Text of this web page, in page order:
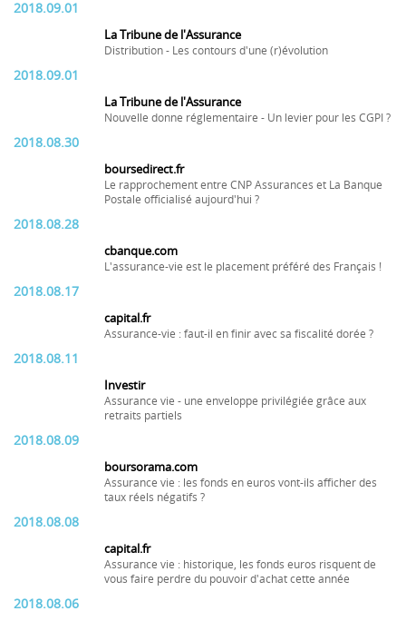
2018.09.01
La Tribune de l'Assurance
Distribution - Les contours d'une (r)évolution
2018.09.01
La Tribune de l'Assurance
Nouvelle donne réglementaire - Un levier pour les CGPI ?
2018.08.30
boursedirect.fr
Le rapprochement entre CNP Assurances et La Banque
Postale officialisé aujourd'hui ?
2018.08.28
cbanque.com
L'assurance-vie est le placement préféré des Français !
2018.08.17
capital.fr
Assurance-vie : faut-il en finir avec sa fiscalité dorée ?
2018.08.11
Investir
Assurance vie - une enveloppe privilégiée grâce aux
retraits partiels
2018.08.09
boursorama.com
Assurance vie : les fonds en euros vont-ils afficher des
taux réels négatifs ?
2018.08.08
capital.fr
Assurance vie : historique, les fonds euros risquent de
vous faire perdre du pouvoir d'achat cette année
2018.08.06